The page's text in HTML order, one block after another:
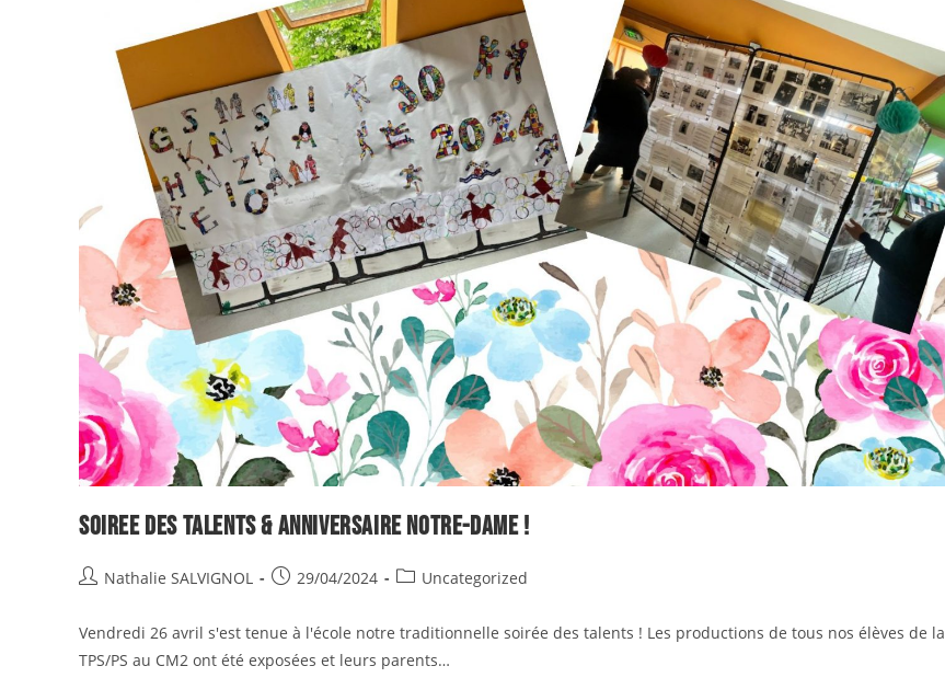
Soiree des talents & anniversaire notre-dame !
Nathalie SALVIGNOL 29/04/2024 Uncategorized
Vendredi 26 avril s'est tenue à l'école notre traditionnelle soirée des talents ! Les productions de tous nos élèves de la
TPS/PS au CM2 ont été exposées et leurs parents…